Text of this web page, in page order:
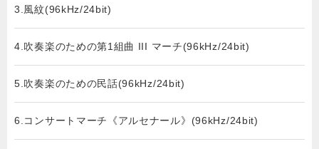
3.風紋(96kHz/24bit)
4.吹奏楽のための第1組曲 III マーチ(96kHz/24bit)
5.吹奏楽のための民話(96kHz/24bit)
6.コンサートマーチ《アルセナール》(96kHz/24bit)